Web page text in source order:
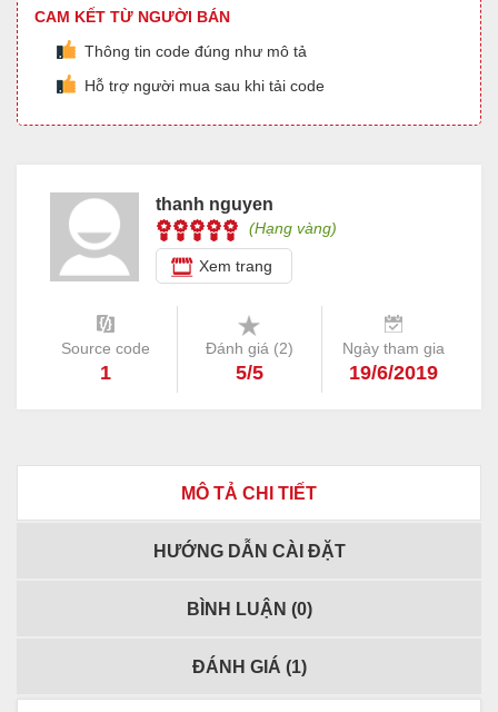
CAM KẾT TỪ NGƯỜI BÁN
Thông tin code đúng như mô tả
Hỗ trợ người mua sau khi tải code
thanh nguyen
(Hạng vàng)
Xem trang
Source code
1
Đánh giá (2)
5/5
Ngày tham gia
19/6/2019
MÔ TẢ CHI TIẾT
HƯỚNG DẪN CÀI ĐẶT
BÌNH LUẬN (0)
ĐÁNH GIÁ (1)